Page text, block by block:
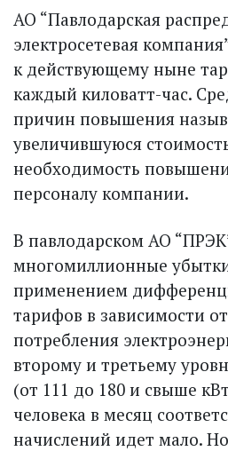
АО “Павлодарская
электросетевая
к действующему ныне
каждый киловатт-час.
причин повышения
увеличившуюся
необходимость
персоналу компании.
В павлодарском АО
много­миллионные
применением
тарифов в зависимости
потребления
второму и третьему
(от 111 до 180 и свыше
человека в месяц
начислений идет мало.